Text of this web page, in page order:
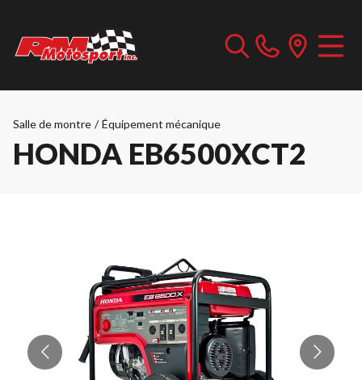
Salle de montre / Équipement mécanique
HONDA EB6500XCT2